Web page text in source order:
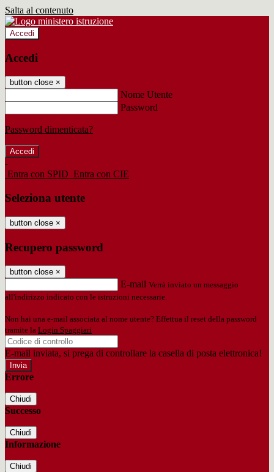
Salta al contenuto
Accedi
Accedi
button close ×
Nome Utente
Password
Password dimenticata?
-
Entra con SPID Entra con CIE
Seleziona utente
button close ×
Recupero password
button close ×
E-mail Verrà inviato un messaggio
all'indirizzo indicato con le istruzioni necessarie.
Non hai una e-mail associata al nome utente? Effettua il reset della password
tramite la Login Spaggiari
E-mail inviata, si prega di controllare la casella di posta elettronica!
Errore
Chiudi
Successo
Chiudi
Informazione
Chiudi